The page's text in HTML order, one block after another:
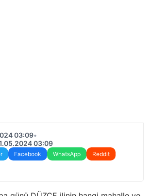
03:09•
03:09
Facebook WhatsApp
Reddit